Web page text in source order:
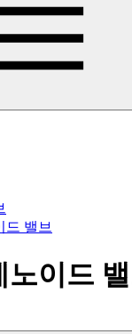
드 밸브
노이드